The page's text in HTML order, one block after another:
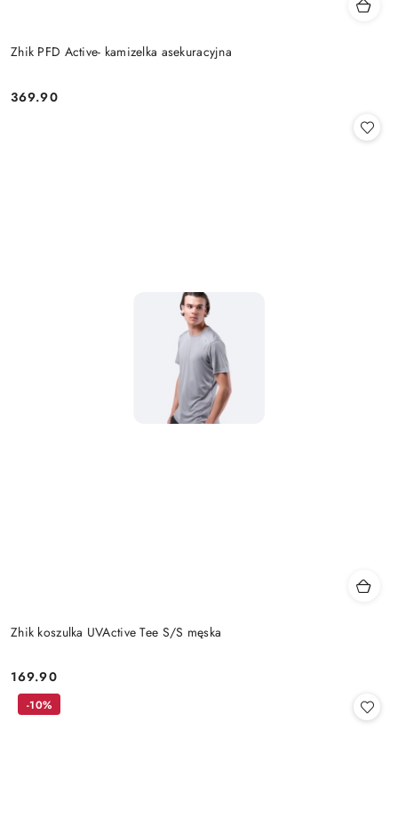
Zhik PFD Active- kamizelka asekuracyjna
Cena:
369.90
Zhik koszulka UVActive Tee S/S męska
Cena:
169.90
-10%